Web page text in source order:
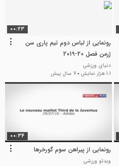
00:23
رونمایی از لباس دوم تیم پاری سن
ژرمن فصل 20-2019
دنیای ورزشی
1.1 هزار نمایش
7 سال پیش
00:34
رونمایی از پیراهن سوم گورخرها
ویدئو ورزشی